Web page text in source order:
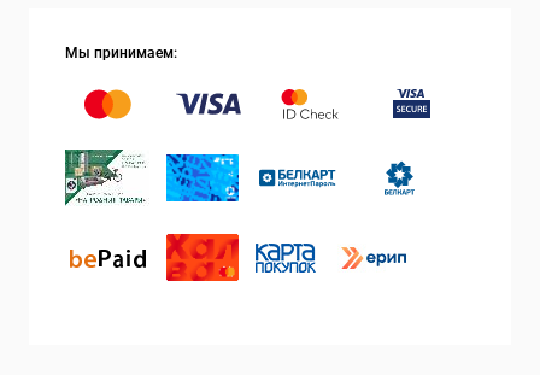
Мы принимаем: